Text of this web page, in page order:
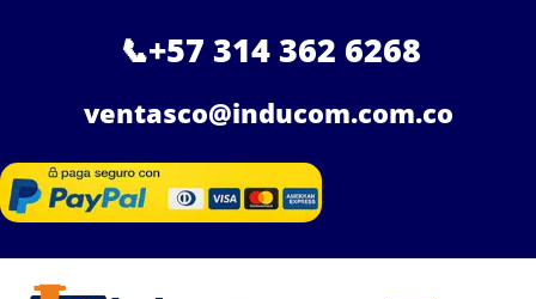
📞+57 314 362 6268
ventasco@inducom.com.co